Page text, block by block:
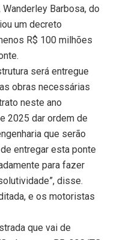
Barbosa, do
um decreto
R$ 100 milhões
será entregue
obras necessárias
neste ano
2025 dar ordem de
que serão
entregar esta ponte
para fazer
disse.
e os motoristas
que vai de